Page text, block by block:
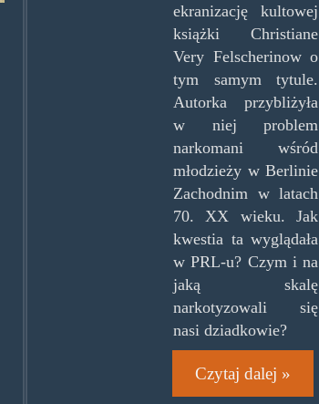
ekranizację kultowej
książki Christiane
Very Felscherinow o
tym samym tytule.
Autorka przybliżyła
w niej problem
narkomani wśród
młodzieży w Berlinie
Zachodnim w latach
70. XX wieku. Jak
kwestia ta wyglądała
w PRL-u? Czym i na
jaką skalę
narkotyzowali się
nasi dziadkowie?
Czytaj dalej »